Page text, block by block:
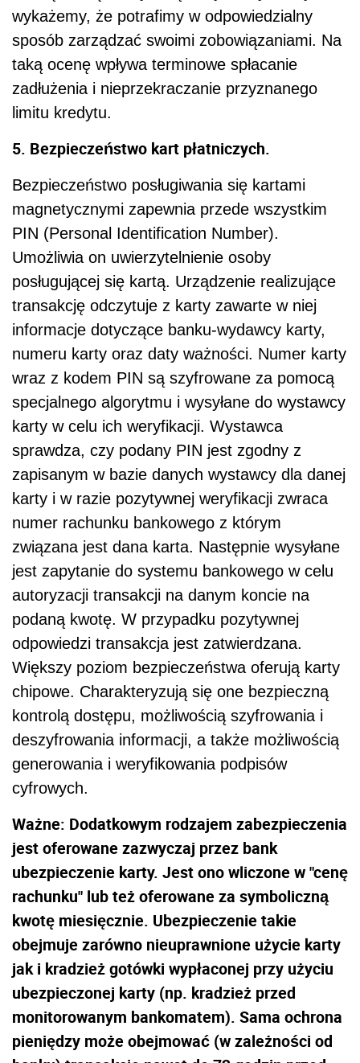
wykażemy, że potrafimy w odpowiedzialny
sposób zarządzać swoimi zobowiązaniami. Na
taką ocenę wpływa terminowe spłacanie
zadłużenia i nieprzekraczanie przyznanego
limitu kredytu.
5. Bezpieczeństwo kart płatniczych.
Bezpieczeństwo posługiwania się kartami
magnetycznymi zapewnia przede wszystkim
PIN (Personal Identification Number).
Umożliwia on uwierzytelnienie osoby
posługującej się kartą. Urządzenie realizujące
transakcję odczytuje z karty zawarte w niej
informacje dotyczące banku-wydawcy karty,
numeru karty oraz daty ważności. Numer karty
wraz z kodem PIN są szyfrowane za pomocą
specjalnego algorytmu i wysyłane do wystawcy
karty w celu ich weryfikacji. Wystawca
sprawdza, czy podany PIN jest zgodny z
zapisanym w bazie danych wystawcy dla danej
karty i w razie pozytywnej weryfikacji zwraca
numer rachunku bankowego z którym
związana jest dana karta. Następnie wysyłane
jest zapytanie do systemu bankowego w celu
autoryzacji transakcji na danym koncie na
podaną kwotę. W przypadku pozytywnej
odpowiedzi transakcja jest zatwierdzana.
Większy poziom bezpieczeństwa oferują karty
chipowe. Charakteryzują się one bezpieczną
kontrolą dostępu, możliwością szyfrowania i
deszyfrowania informacji, a także możliwością
generowania i weryfikowania podpisów
cyfrowych.
Ważne: Dodatkowym rodzajem zabezpieczenia
jest oferowane zazwyczaj przez bank
ubezpieczenie karty. Jest ono wliczone w "cenę
rachunku" lub też oferowane za symboliczną
kwotę miesięcznie. Ubezpieczenie takie
obejmuje zarówno nieuprawnione użycie karty
jak i kradzież gotówki wypłaconej przy użyciu
ubezpieczonej karty (np. kradzież przed
monitorowanym bankomatem). Sama ochrona
pieniędzy może obejmować (w zależności od